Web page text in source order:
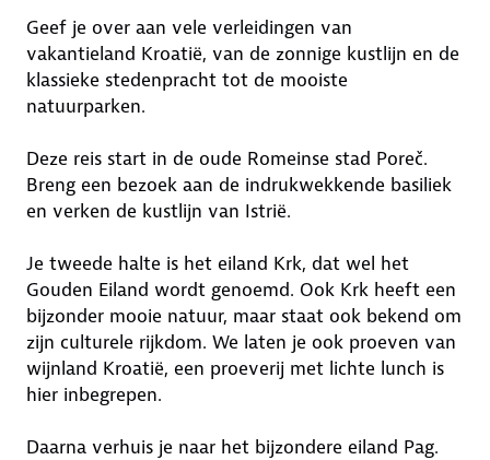
Geef je over aan vele verleidingen van
vakantieland Kroatië, van de zonnige kustlijn en de
klassieke stedenpracht tot de mooiste
natuurparken.
Deze reis start in de oude Romeinse stad Poreč.
Breng een bezoek aan de indrukwekkende basiliek
en verken de kustlijn van Istrië.
Je tweede halte is het eiland Krk, dat wel het
Gouden Eiland wordt genoemd. Ook Krk heeft een
bijzonder mooie natuur, maar staat ook bekend om
zijn culturele rijkdom. We laten je ook proeven van
wijnland Kroatië, een proeverij met lichte lunch is
hier inbegrepen.
Daarna verhuis je naar het bijzondere eiland Pag.